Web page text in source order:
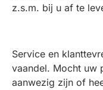
z.s.m. bij u af te
Service en
vaandel. Mocht uw
aanwezig zijn of